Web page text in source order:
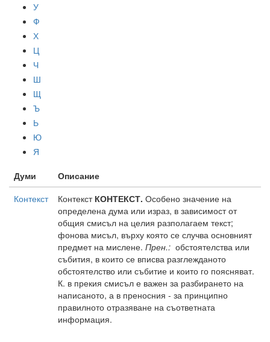
У
Ф
Х
Ц
Ч
Ш
Щ
Ъ
Ь
Ю
Я
Думи
Описание
Контекст
Контекст КОНТЕКСТ. Особено значение на
определена дума или израз, в зависимост от
общия смисъл на целия разполагаем текст;
фонова мисъл, върху която се случва основният
предмет на мислене. Прен.: обстоятелства или
събития, в които се вписва разглежданото
обстоятелство или събитие и които го поясняват.
К. в прекия смисъл е важен за разбирането на
написаното, а в преносния - за принципно
правилното отразяване на съответната
информация.